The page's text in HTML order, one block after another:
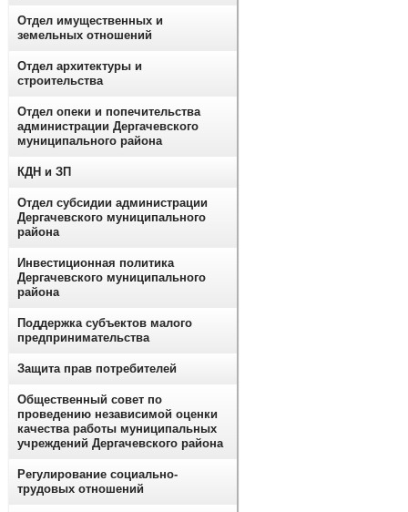
Отдел имущественных и
земельных отношений
Отдел архитектуры и
строительства
Отдел опеки и попечительства
администрации Дергачевского
муниципального района
КДН и ЗП
Отдел субсидии администрации
Дергачевского муниципального
района
Инвестиционная политика
Дергачевского муниципального
района
Поддержка субъектов малого
предпринимательства
Защита прав потребителей
Общественный совет по
проведению независимой оценки
качества работы муниципальных
учреждений Дергачевского района
Регулирование социально-
трудовых отношений